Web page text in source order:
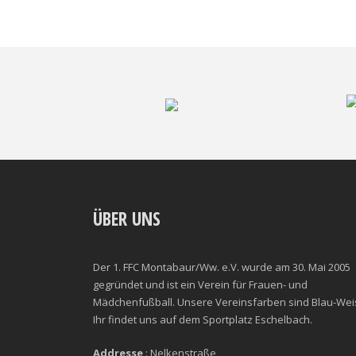
ÜBER UNS
Der 1. FFC Montabaur/Ww. e.V. wurde am 30. Mai 2005
gegründet und ist ein Verein für Frauen- und
Mädchenfußball. Unsere Vereinsfarben sind Blau-
Ihr findet uns auf dem Sportplatz Eschelbach.
Addresse : Nelkenstraße,